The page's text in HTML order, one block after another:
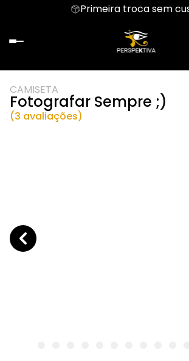
Primeira troca sem
CAMISETA
Fotografar Sempre ;)
(3 avaliações)